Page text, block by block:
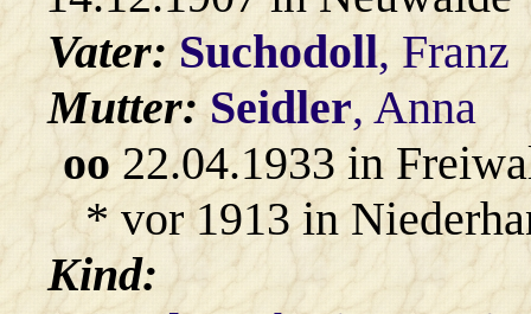
Vater:Suchodoll, Franz
Mutter:Seidler, Anna
oo22.04.1933 in
* vor 1913 in
Kind: